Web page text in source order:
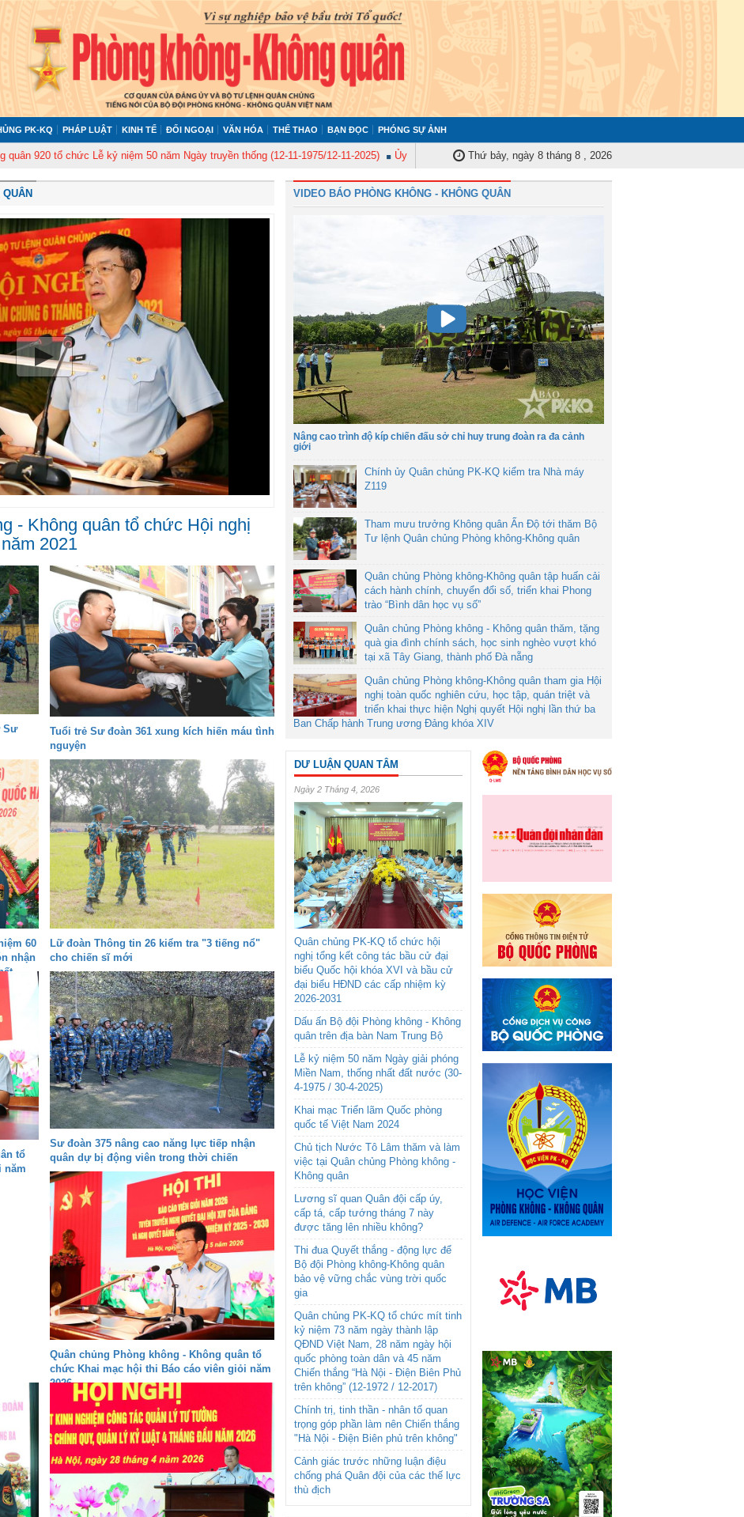
PK-KQ PHÁP LUẬT KINH TẾ ĐỐI NGOẠI VĂN HÓA THỂ THAO BẠN ĐỌC PHÓNG SỰ ẢNH
tổ chức Lễ kỷ niệm 50 năm Ngày truyền thống (12-11-1975/12-11-2025) Ủy ban Kiểm tra Quân ủy Trung ương tập huấn nghiệp vụ công tác kiểm tra, giám
Thứ bảy, ngày 8 tháng 8 , 2026
QUÂN
- Không quân tổ chức Hội nghị
2021
Sư
Tuổi trẻ Sư đoàn 361 xung kích hiến máu tình
nguyện
60
nhận
Lữ đoàn Thông tin 26 kiểm tra "3 tiếng nổ"
cho chiến sĩ mới
tổ
năm
Sư đoàn 375 nâng cao năng lực tiếp nhận
quân dự bị động viên trong thời chiến
Quân chủng Phòng không - Không quân tổ
chức Khai mạc hội thi Báo cáo viên giỏi năm
2026
VIDEO BÁO PHÒNG KHÔNG - KHÔNG QUÂN
Nâng cao trình độ kíp chiến đấu sở chỉ huy trung đoàn ra đa cảnh
giới
Chính ủy Quân chủng PK-KQ kiểm tra Nhà máy
Z119
Tham mưu trưởng Không quân Ấn Độ tới thăm Bộ
Tư lệnh Quân chủng Phòng không-Không quân
Quân chủng Phòng không-Không quân tập huấn cải
cách hành chính, chuyển đổi số, triển khai Phong
trào “Bình dân học vụ số”
Quân chủng Phòng không - Không quân thăm, tặng
quà gia đình chính sách, học sinh nghèo vượt khó
tại xã Tây Giang, thành phố Đà nẵng
Quân chủng Phòng không-Không quân tham gia Hội
nghị toàn quốc nghiên cứu, học tập, quán triệt và
triển khai thực hiện Nghị quyết Hội nghị lần thứ ba
Ban Chấp hành Trung ương Đảng khóa XIV
DƯ LUẬN QUAN TÂM
Ngày 2 Tháng 4, 2026
Quân chủng PK-KQ tổ chức hội
nghị tổng kết công tác bầu cử đại
biểu Quốc hội khóa XVI và bầu cử
đại biểu HĐND các cấp nhiệm kỳ
2026-2031
Dấu ấn Bộ đội Phòng không - Không
quân trên địa bàn Nam Trung Bộ
Lễ kỷ niệm 50 năm Ngày giải phóng
Miền Nam, thống nhất đất nước (30-
4-1975 / 30-4-2025)
Khai mạc Triển lãm Quốc phòng
quốc tế Việt Nam 2024
Chủ tịch Nước Tô Lâm thăm và làm
việc tại Quân chủng Phòng không -
Không quân
Lương sĩ quan Quân đội cấp úy,
cấp tá, cấp tướng tháng 7 này
được tăng lên nhiều không?
Thi đua Quyết thắng - động lực để
Bộ đội Phòng không-Không quân
bảo vệ vững chắc vùng trời quốc
gia
Quân chủng PK-KQ tổ chức mít tinh
kỷ niệm 73 năm ngày thành lập
QĐND Việt Nam, 28 năm ngày hội
quốc phòng toàn dân và 45 năm
Chiến thắng “Hà Nội - Điện Biên Phủ
trên không” (12-1972 / 12-2017)
Chính trị, tinh thần - nhân tố quan
trọng góp phần làm nên Chiến thắng
"Hà Nội - Điện Biên phủ trên không"
Cảnh giác trước những luận điệu
chống phá Quân đội của các thế lực
thù địch